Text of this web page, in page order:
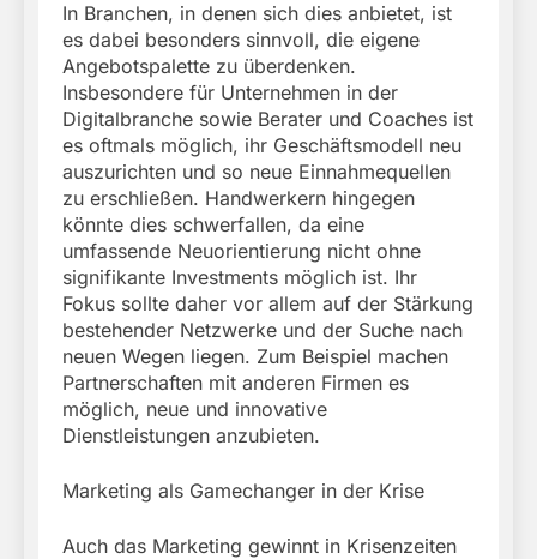
In Branchen, in denen sich dies anbietet, ist
es dabei besonders sinnvoll, die eigene
Angebotspalette zu überdenken.
Insbesondere für Unternehmen in der
Digitalbranche sowie Berater und Coaches ist
es oftmals möglich, ihr Geschäftsmodell neu
auszurichten und so neue Einnahmequellen
zu erschließen. Handwerkern hingegen
könnte dies schwerfallen, da eine
umfassende Neuorientierung nicht ohne
signifikante Investments möglich ist. Ihr
Fokus sollte daher vor allem auf der Stärkung
bestehender Netzwerke und der Suche nach
neuen Wegen liegen. Zum Beispiel machen
Partnerschaften mit anderen Firmen es
möglich, neue und innovative
Dienstleistungen anzubieten.
Marketing als Gamechanger in der Krise
Auch das Marketing gewinnt in Krisenzeiten